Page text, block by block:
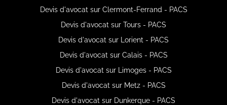
Devis d'avocat sur Clermont-Ferrand - PACS
Devis d'avocat sur Tours - PACS
Devis d'avocat sur Lorient - PACS
Devis d'avocat sur Calais - PACS
Devis d'avocat sur Limoges - PACS
Devis d'avocat sur Metz - PACS
Devis d'avocat sur Dunkerque - PACS